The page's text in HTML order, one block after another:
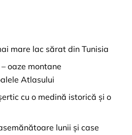
mare lac sărat din Tunisia
oaze montane
Atlasului
cu o medină istorică și o
lunii și case